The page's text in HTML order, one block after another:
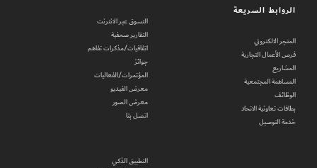
الروابط السريعة
المتجر الالكتروني
فرص الأعمال التجارية
المشاريع
المساهمة المجتمعية
الوظائف
بطاقات تعاونية الاتحاد
خدمة التوصيل
التسوق عبر الانترنت
التقارير صحفية
اتفاقيات/مذكرات تفاهم
جوائز
المؤتمرات/الفعاليات
معرض الفيديو
معرض الصور
اتصل بنا
التطبيق الذكي